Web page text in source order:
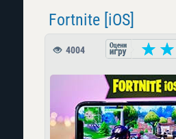
Fortnite [iOS]
4004